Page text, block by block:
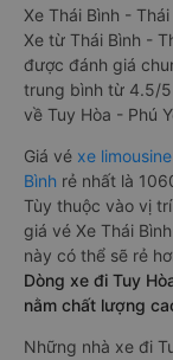
Xe Thái Bình -
Xe từ Thái Bình -
được đánh giá
trung bình từ 4.5/
về Tuy Hòa - Phú
Giá vé xe
Bình rẻ nhất là
Tùy thuộc vào vị
giá vé Xe Thái
này có thể sẽ rẻ
Dòng xe đi Tuy
nằm chất lượng
Những nhà xe đi